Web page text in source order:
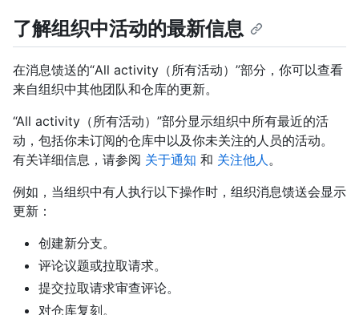
了解组织中活动的最新信息
在消息馈送的“All activity（所有活动）”部分，你可以查看
来自组织中其他团队和仓库的更新。
“All activity（所有活动）”部分显示组织中所有最近的活
动，包括你未订阅的仓库中以及你未关注的人员的活动。
有关详细信息，请参阅 关于通知 和 关注他人 。
例如，当组织中有人执行以下操作时，组织消息馈送会显示
更新：
创建新分支。
评论议题或拉取请求。
提交拉取请求审查评论。
对仓库复刻。